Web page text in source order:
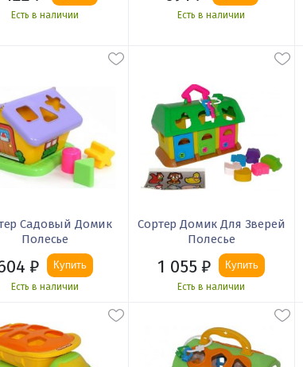
Есть в наличии Есть в наличии
Садовый Домик
Полесье
₽ Купить
Есть в наличии
Сортер Домик Для Зверей
Полесье
1 055 ₽ Купить
Есть в наличии